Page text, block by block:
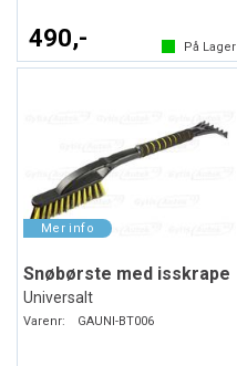
490,- På Lager
Snøbørste med isskrape
Universalt
Varenr: GAUNI-BT006